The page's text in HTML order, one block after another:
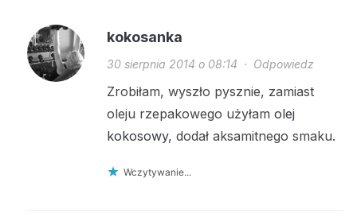
kokosanka
30 sierpnia 2014 o 08:14 · Odpowiedz
Zrobiłam, wyszło pysznie, zamiast
oleju rzepakowego użyłam olej
kokosowy, dodał aksamitnego smaku.
Wczytywanie...